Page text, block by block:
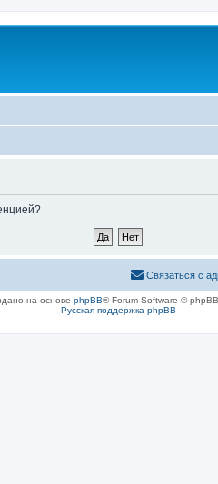
Связаться с
на основе phpBB® Forum Software ©
Русская поддержка phpBB